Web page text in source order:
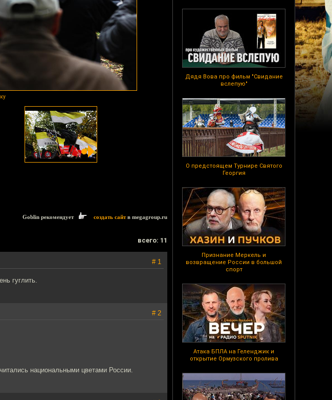
Дядя Вова про фильм "Свидание
вслепую"
О предстоящем Турнире Святого
Георгия
Признание Меркель и
возвращение России в большой
спорт
Атака БПЛА на Геленджик и
открытие Ормузского пролива
Goblin рекомендует создать сайтв megagroup.ru
всего: 11
# 1
гуглить.
# 2
национальными цветами России.